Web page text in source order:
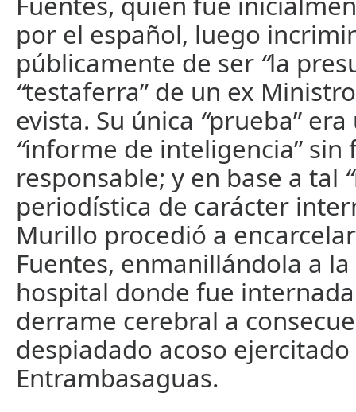
por el español, luego
públicamente de ser “la
“testaferra” de un ex
evista. Su única “prueba”
“informe de inteligencia” sin
responsable; y en base a tal “
periodística de carácter
Murillo procedió a
Fuentes, enmanillándola a
hospital donde fue
derrame cerebral a
despiadado acoso
Entrambasaguas.